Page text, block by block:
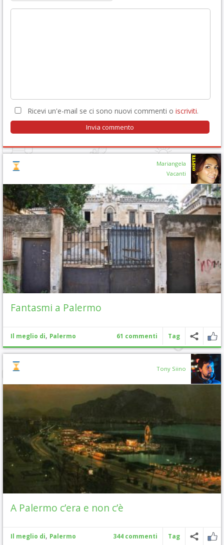
Ricevi un'e-mail se ci sono nuovi commenti o iscriviti.
Mariangela
Vacanti
Fantasmi a Palermo
Il meglio di, Palermo 61 commenti Tag
Tony Siino
A Palermo c’era e non c’è
Il meglio di, Palermo 344 commenti Tag